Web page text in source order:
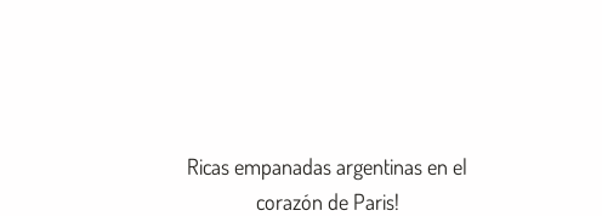
Ricas empanadas argentinas en el
corazón de Paris!